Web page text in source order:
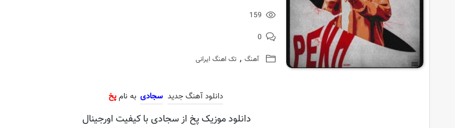
159
0
آهنگ , تک اهنگ ایرانی
دانلود آهنگ جدید سجادی به نامپخ
دانلود موزیک پخ از سجادی با کیفیت اورجینال